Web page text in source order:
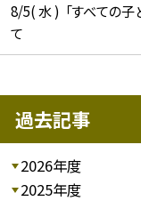
8/5( 水 ) 「すべての子
て
過去記事
2026年度
2025年度